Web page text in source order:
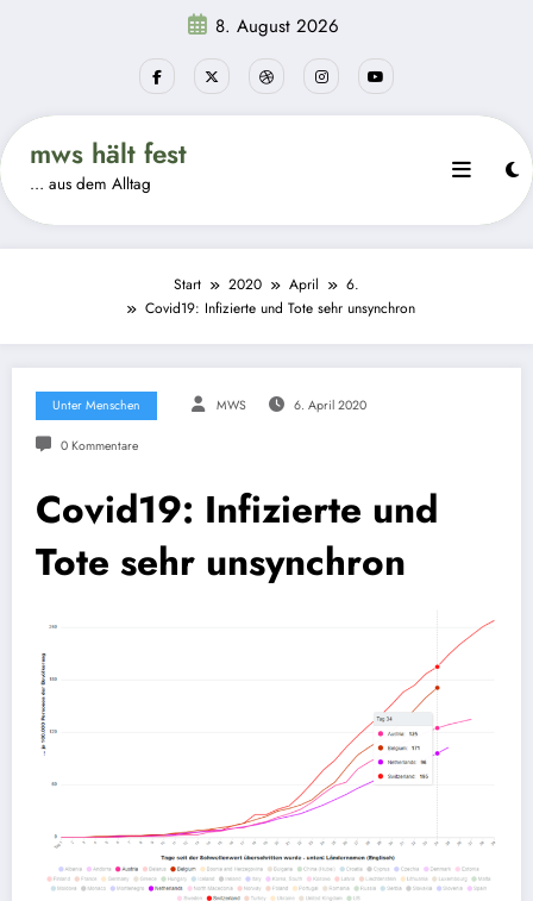
8. August 2026
mws hält fest
… aus dem Alltag
Start 2020 April
6.
Covid19: Infizierte und Tote sehr unsynchron
Unter Menschen MWS 6. April 2020
0 Kommentare
Covid19: Infizierte und
Tote sehr unsynchron